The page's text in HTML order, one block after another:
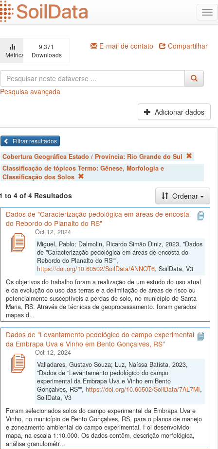
Ir
para
o
principal
Métricas
9,371
Downloads
E-mail de contato Compartilhar
Pesquisa avançada
Adicionar dados
Filtrar resultados
Cobertura Geográfica Estado / Província: Rio Grande do Sul
Classificação de tópicos Termo: Gênese, Morfologia e
Classificação dos Solos
to 4 of 4 Resultados
Ordenar
Dados de "Caracterização pedológica em áreas de encosta
do Rebordo do Planalto do RS"
Oct 12, 2024
Miguel, Pablo; Dalmolin, Ricardo Simão Diniz, 2023, "Dados
de "Caracterização pedológica em áreas de encosta do
Rebordo do Planalto do RS"",
https://doi.org/10.60502/SoilData/ANNOT6, SoilData, V3
Os objetivos do trabalho foram a realização de um estudo do uso atual
e da evolução do uso das terras e a delimitação de áreas de risco ou
potencialmente susceptíveis a perdas de solo, no município de Santa
Maria, RS. Através de técnicas de geoprocessamento. foram gerados
mapas d...
Dados de "Levantamento pedológico do campo experimental
da Embrapa Uva e Vinho em Bento Gonçalves, RS"
Oct 12, 2024
Valladares, Gustavo Souza; Luz, Naíssa Batista, 2023,
"Dados de "Levantamento pedológico do campo
experimental da Embrapa Uva e Vinho em Bento
Gonçalves, RS"", https://doi.org/10.60502/SoilData/7AL7MI,
SoilData, V3
Foram selecionados solos do campo experimental da Embrapa Uva e
Vinho, no município de Bento Gonçalves, RS, para o planos de manejo
e zoneamento ambiental do campo experimental. Foi desenvolvido
mapa, na escala 1:10.000. Os dados contêm, descrição morfológica,
análise granulométr...